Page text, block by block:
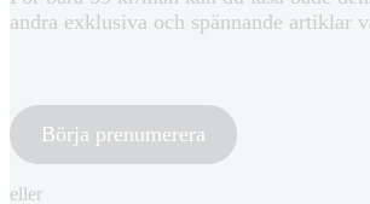
andra exklusiva och spännande artiklar
Börja prenumerera
eller